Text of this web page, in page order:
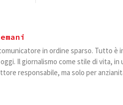
in ordine sparso. Tutto è
Il giornalismo come stile di vita,
responsabile, ma solo per